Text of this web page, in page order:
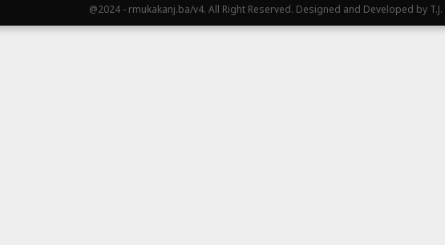
@2024 - rmukakanj.ba/v4. All Right Reserved. Designed and Developed by T.J.